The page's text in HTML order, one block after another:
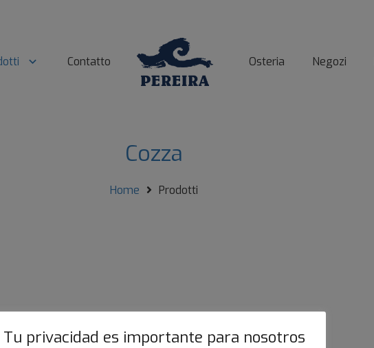
Contatto Osteria Negozi
Cozza
Home Prodotti
Tu privacidad es importante para nosotros